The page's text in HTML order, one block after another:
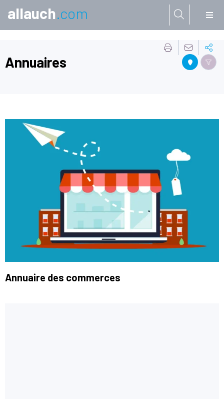
allauch.com
Annuaires
Annuaire des commerces